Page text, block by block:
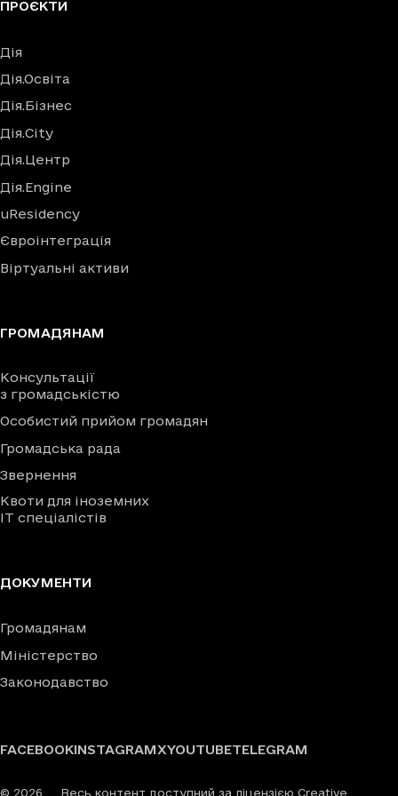
ПРОЄКТИ
Дія
Дія.Освіта
Дія.Бізнес
Дія.City
Дія.Центр
Дія.Engine
uResidency
Євроінтеграція
Віртуальні активи
ГРОМАДЯНАМ
Консультації
з громадськістю
Особистий прийом громадян
Громадська рада
Звернення
Квоти для іноземних
IT спеціалістів
ДОКУМЕНТИ
Громадянам
Міністерство
Законодавство
FACEBOOKINSTAGRAMXYOUTUBETELEGRAM
© 2026 Весь контент доступний за ліцензією Creative